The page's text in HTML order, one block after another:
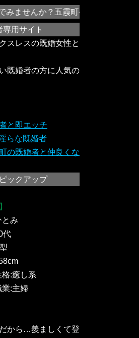
ませんか？五霞町や近所のドスケ
用サイト
スレスの既婚女性と
既婚者の方に人気の
と即エッチ
らな既婚者
の既婚者と仲良くな
ックアップ
とみ
代
格:癒し系
業:主婦
から…羨ましくて登